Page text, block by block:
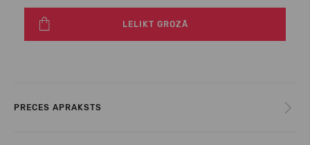
LELIKT GROZĀ
PRECES APRAKSTS